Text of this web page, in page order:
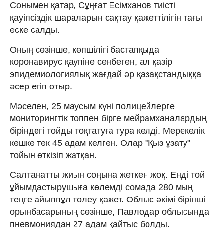
Сонымен қатар, Сұңғат Есімханов тиісті
қауіпсіздік шараларын сақтау қажеттілігін тағы
еске салды.
Оның сөзінше, көпшілігі бастапқыда
коронавирус қаупіне сенбеген, ал қазір
эпидемиологиялық жағдай әр қазақстандыққа
әсер етіп отыр.
Мәселен, 25 маусым күні полицейлерге
мониторингтік топпен бірге мейрамханалардың
біріндегі тойды тоқтатуға тура келді. Мерекелік
кешке тек 45 адам келген. Олар "Қыз ұзату"
тойын өткізіп жатқан.
Салтанатты жиын соңына жеткен жоқ. Енді той
ұйымдастырушыға көлемді сомада 280 мың
теңге айыппұл төлеу қажет. Облыс әкімі бірінші
орынбасарының сөзінше, Павлодар облысында
пневмониядан 27 адам қайтыс болды.